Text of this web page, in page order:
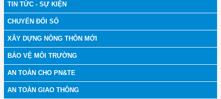
TIN TỨC - SỰ KIỆN
CHUYỂN ĐỔI SỐ
XÂY DỰNG NÔNG THÔN MỚI
BẢO VỆ MÔI TRƯỜNG
AN TOÀN CHO PN&TE
AN TOÀN GIAO THÔNG